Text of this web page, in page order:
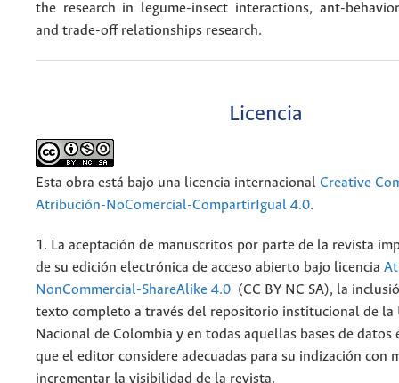
the research in legume-insect interactions, ant-
and trade-off relationships research.
Licencia
Esta obra está bajo una licencia internacional Creative
Atribución-NoComercial-CompartirIgual 4.0.
1. La aceptación de manuscritos por parte de la revista
de su edición electrónica de acceso abierto bajo licencia
NonCommercial-ShareAlike 4.0 (CC BY NC SA), la
texto completo a través del repositorio institucional de la
Nacional de Colombia y en todas aquellas bases de datos
que el editor considere adecuadas para su indización con
incrementar la visibilidad de la revista.